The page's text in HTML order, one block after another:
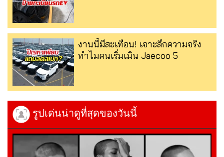
งานนี้มีสะเทือน! เจาะลึกความจริง
ทำไมคนเริ่มเมิน Jaecoo 5
รูปเด่นน่าดูที่สุดของวันนี้